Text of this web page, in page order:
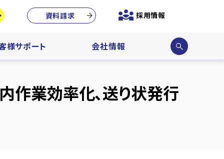
様サポート 会社情報
サイ
ト内
資料請求 採用情報
作業効率化、送り状発行